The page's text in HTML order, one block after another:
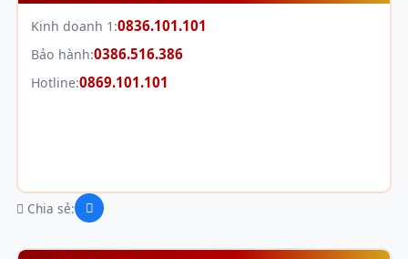
Kinh doanh 1:0836.101.101
Bảo hành:0386.516.386
Hotline:0869.101.101
Chia sẻ: